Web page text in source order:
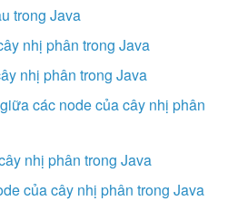
trong Java
nhị phân trong Java
nhị phân trong Java
các node của cây nhị phân
nhị phân trong Java
của cây nhị phân trong Java